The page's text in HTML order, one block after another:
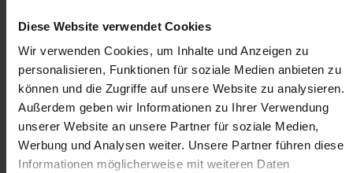
Diese Website verwendet Cookies
Wir verwenden Cookies, um Inhalte und Anzeigen zu
personalisieren, Funktionen für soziale Medien anbieten zu
können und die Zugriffe auf unsere Website zu analysieren.
Außerdem geben wir Informationen zu Ihrer Verwendung
unserer Website an unsere Partner für soziale Medien,
Werbung und Analysen weiter. Unsere Partner führen diese
Informationen möglicherweise mit weiteren Daten
Kontrolle der Arbeitsänderungen auf Genauigkeit und
Präzision
Analyse und Interpretation technischer Zeichnungen
Kommunikation und Abstimmung von Werkzeugbedarf mit
internen Teams in Nußbach